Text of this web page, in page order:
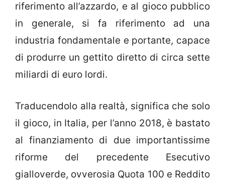
riferimento all’azzardo, e al gioco pubblico
in generale, si fa riferimento ad una
industria fondamentale e portante, capace
di produrre un gettito diretto di circa sette
miliardi di euro lordi.
Traducendolo alla realtà, significa che solo
il gioco, in Italia, per l’anno 2018, è bastato
al finanziamento di due importantissime
riforme del precedente Esecutivo
gialloverde, ovverosia Quota 100 e Reddito